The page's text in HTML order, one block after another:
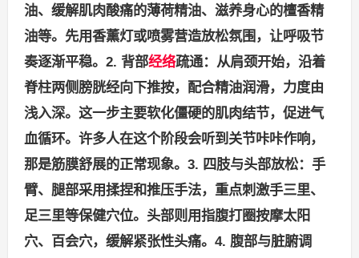
油、缓解肌肉酸痛的薄荷精油、滋养身心的檀香精
油等。先用香薰灯或喷雾营造放松氛围，让呼吸节
奏逐渐平稳。 2. 背部经络疏通：从肩颈开始，沿着
脊柱两侧膀胱经向下推按，配合精油润滑，力度由
浅入深。这一步主要软化僵硬的肌肉结节，促进气
血循环。许多人在这个阶段会听到关节咔咔作响，
那是筋膜舒展的正常现象。 3. 四肢与头部放松：手
臂、腿部采用揉捏和推压手法，重点刺激手三里、
足三里等保健穴位。头部则用指腹打圈按摩太阳
穴、百会穴，缓解紧张性头痛。 4. 腹部与脏腑调